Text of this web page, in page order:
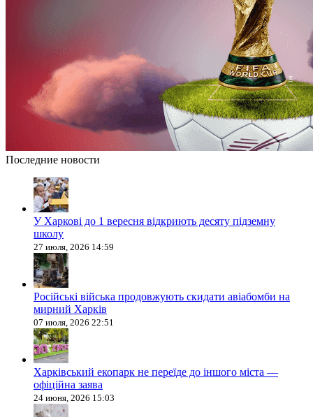
Последние новости
У Харкові до 1 вересня відкриють десяту підземну
школу
27 июля, 2026 14:59
Російські війська продовжують скидати авіабомби на
мирний Харків
07 июля, 2026 22:51
Харківський екопарк не переїде до іншого міста —
офіційна заява
24 июня, 2026 15:03